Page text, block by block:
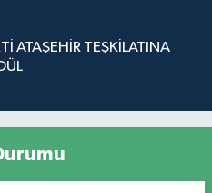
ATAŞEHİR TEŞKİLATINA